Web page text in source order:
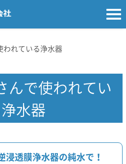
われている浄水器
んで使われてい
水器
浸透膜浄水器の純水で！